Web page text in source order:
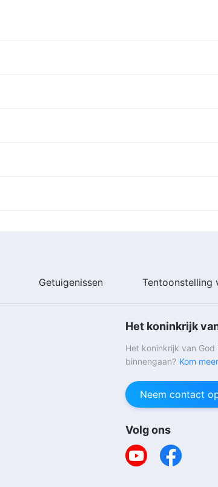
Getuigenissen Tentoonstelling
Het koninkrijk
Het koninkrijk van
binnengaan? Kom
Neem contact
Volg ons